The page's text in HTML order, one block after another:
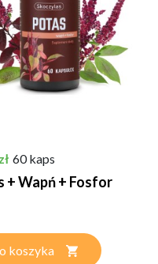
60 kaps
+ Wapń + Fosfor
koszyka